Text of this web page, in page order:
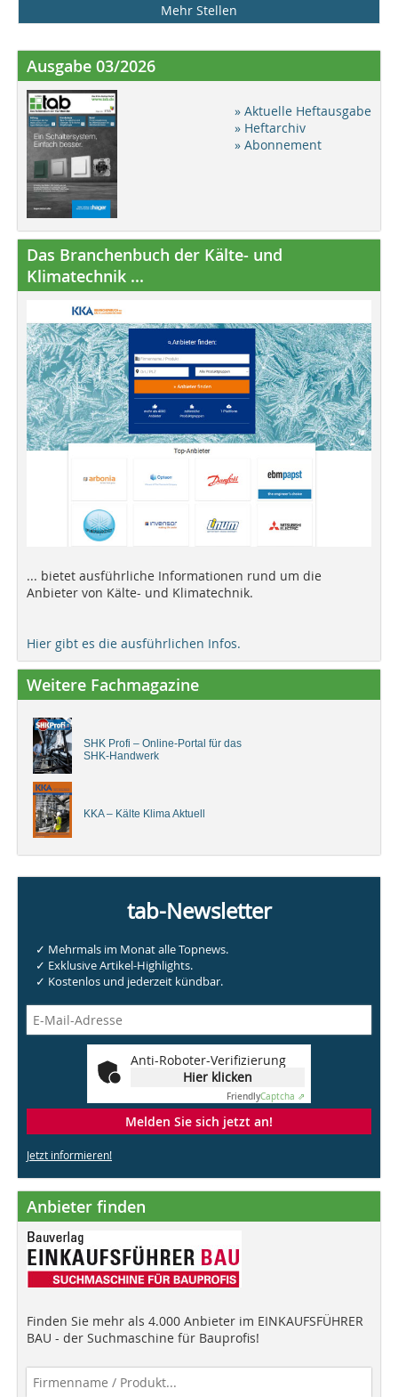
Mehr Stellen
Ausgabe 03/2026
» Aktuelle Heftausgabe
» Heftarchiv
» Abonnement
Das Branchenbuch der Kälte- und
Klimatechnik ...
... bietet ausführliche Informationen rund um die
Anbieter von Kälte- und Klimatechnik.
Hier gibt es die ausführlichen Infos.
Weitere Fachmagazine
SHK Profi – Online-Portal für das
SHK-Handwerk
KKA – Kälte Klima Aktuell
tab-Newsletter
✓ Mehrmals im Monat alle Topnews.
✓ Exklusive Artikel-Highlights.
✓ Kostenlos und jederzeit kündbar.
Anti-Roboter-Verifizierung
Hier klicken
FriendlyCaptcha ⇗
Melden Sie sich jetzt an!
Jetzt informieren!
Anbieter finden
Finden Sie mehr als 4.000 Anbieter im EINKAUFSFÜHRER
BAU - der Suchmaschine für Bauprofis!